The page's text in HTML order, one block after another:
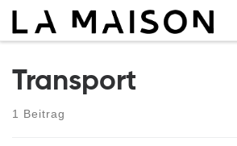
Zum Inhalt springen
Transport
1 Beitrag